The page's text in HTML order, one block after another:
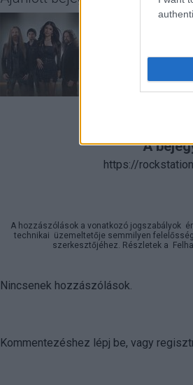
A
https://
A hozzászólások a vonatkozó jogszabályok
technikai üzemeltetője semmilyen
szerkesztőjéhez. Részletek a
Nincsenek hozzászólások.
Kommentezéshez lépj be, vagy